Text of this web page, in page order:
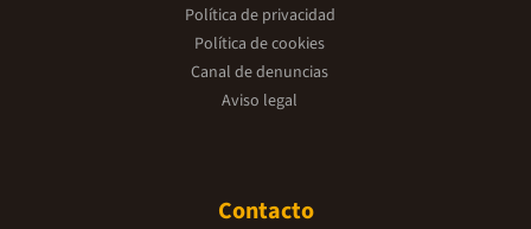
Política de privacidad
Política de cookies
Canal de denuncias
Aviso legal
Contacto